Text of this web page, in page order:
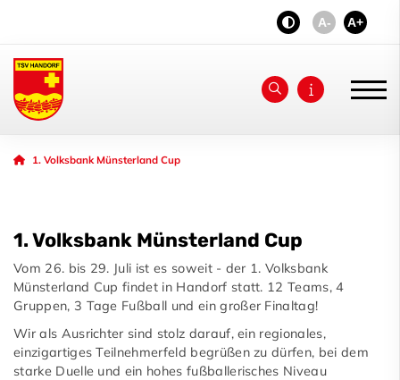
A- A+
1. Volksbank Münsterland Cup
1. Volksbank Münsterland Cup
Vom 26. bis 29. Juli ist es soweit - der 1. Volksbank
Münsterland Cup findet in Handorf statt. 12 Teams, 4
Gruppen, 3 Tage Fußball und ein großer Finaltag!
Wir als Ausrichter sind stolz darauf, ein regionales,
einzigartiges Teilnehmerfeld begrüßen zu dürfen, bei dem
starke Duelle und ein hohes fußballerisches Niveau
Unser Verein
Jubiläum 2026
aktiv - fit & gesund
Sportangebot
Sponsoren